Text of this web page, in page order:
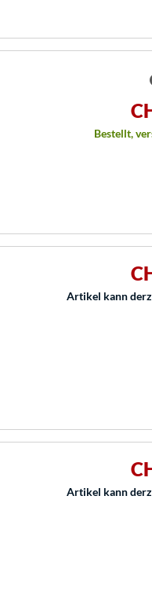
Bestellt,
Artikel kann
Artikel kann